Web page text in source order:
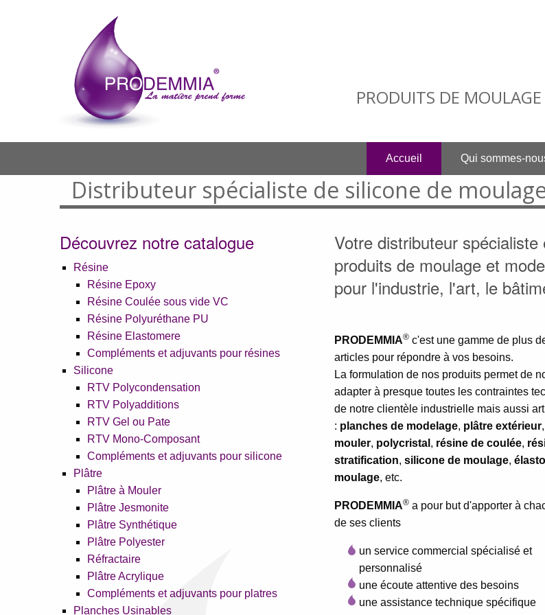
PRODUITS DE
Accueil Qui sommes-
Distributeur spécialiste de silicone de
Découvrez notre catalogue
Résine
Résine Epoxy
Résine Coulée sous vide VC
Résine Polyuréthane PU
Résine Elastomere
Compléments et adjuvants pour résines
Silicone
RTV Polycondensation
RTV Polyadditions
RTV Gel ou Pate
RTV Mono-Composant
Compléments et adjuvants pour silicone
Plâtre
Plâtre à Mouler
Plâtre Jesmonite
Plâtre Synthétique
Plâtre Polyester
Réfractaire
Plâtre Acrylique
Compléments et adjuvants pour platres
Planches Usinables
Votre distributeur spécialiste
produits de moulage et
pour l'industrie, l'art, le
PRODEMMIA®c'est une gamme de plus
articles pour répondre à vos besoins.
La formulation de nos produits permet de
adapter à presque toutes les contraintes
de notre clientèle industrielle mais aussi
: planches de modelage, plâtre extérieur,
mouler, polycristal , résine de coulée,
stratification, silicone de moulage,
moulage, etc.
PRODEMMIA®a pour but d'apporter à
de ses clients
un service commercial spécialisé et
personnalisé
une écoute attentive des besoins
une assistance technique spécifique